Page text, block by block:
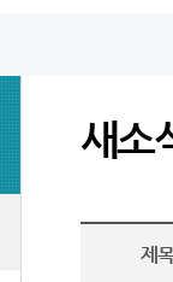
새소
제